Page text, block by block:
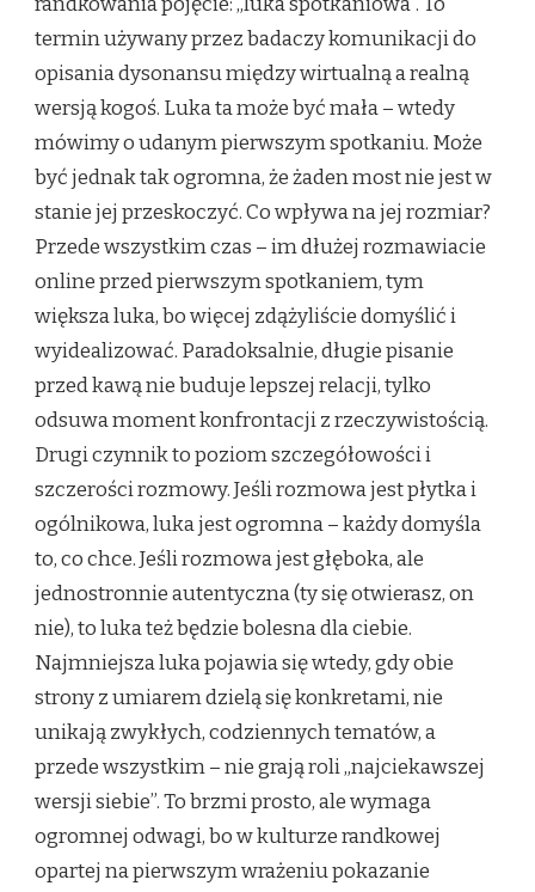
termin używany przez badaczy komunikacji do
opisania dysonansu między wirtualną a realną
wersją kogoś. Luka ta może być mała – wtedy
mówimy o udanym pierwszym spotkaniu. Może
być jednak tak ogromna, że żaden most nie jest w
stanie jej przeskoczyć. Co wpływa na jej rozmiar?
Przede wszystkim czas – im dłużej rozmawiacie
online przed pierwszym spotkaniem, tym
większa luka, bo więcej zdążyliście domyślić i
wyidealizować. Paradoksalnie, długie pisanie
przed kawą nie buduje lepszej relacji, tylko
odsuwa moment konfrontacji z rzeczywistością.
Drugi czynnik to poziom szczegółowości i
szczerości rozmowy. Jeśli rozmowa jest płytka i
ogólnikowa, luka jest ogromna – każdy domyśla
to, co chce. Jeśli rozmowa jest głęboka, ale
jednostronnie autentyczna (ty się otwierasz, on
nie), to luka też będzie bolesna dla ciebie.
Najmniejsza luka pojawia się wtedy, gdy obie
strony z umiarem dzielą się konkretami, nie
unikają zwykłych, codziennych tematów, a
przede wszystkim – nie grają roli „najciekawszej
wersji siebie”. To brzmi prosto, ale wymaga
ogromnej odwagi, bo w kulturze randkowej
opartej na pierwszym wrażeniu pokazanie